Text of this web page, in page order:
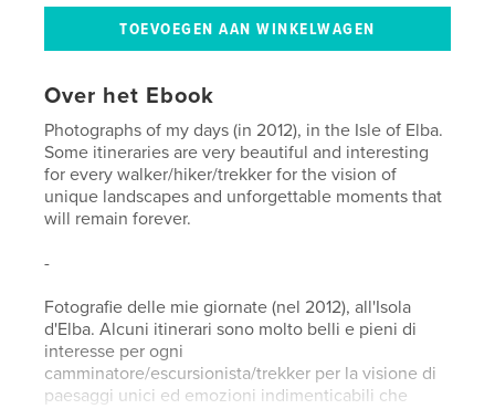
Over het Ebook
Photographs of my days (in 2012), in the Isle of Elba.
Some itineraries are very beautiful and interesting
for every walker/hiker/trekker for the vision of
unique landscapes and unforgettable moments that
will remain forever.
-
Fotografie delle mie giornate (nel 2012), all'Isola
d'Elba. Alcuni itinerari sono molto belli e pieni di
interesse per ogni
camminatore/escursionista/trekker per la visione di
paesaggi unici ed emozioni indimenticabili che